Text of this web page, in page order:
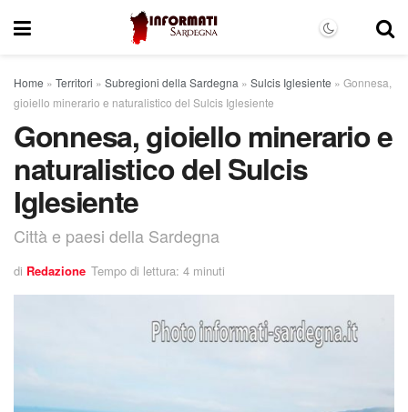
Home » Territori » Subregioni della Sardegna » Sulcis Iglesiente » Gonnesa,
gioiello minerario e naturalistico del Sulcis Iglesiente
Gonnesa, gioiello minerario e
naturalistico del Sulcis
Iglesiente
Città e paesi della Sardegna
di Redazione Tempo di lettura: 4 minuti